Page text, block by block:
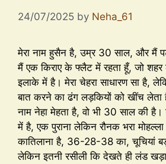
24/07/2025 by Neha_61
मेरा नाम हुसैन है, उम्र 30 साल, और मैं
मैं एक किराए के फ्लैट में रहता हूँ, जो शहर
इलाके में है। मेरा चेहरा साधारण सा है,
बात करने का ढंग लड़कियों को खींच लेता
नाम नेहा मेहता है, वो भी 30 साल की है।
में है, एक पुराना लेकिन रौनक भरा
कातिलाना है, 36-28-38 का, चूचियां
लेकिन इतनी रसीली कि देखते ही लंड